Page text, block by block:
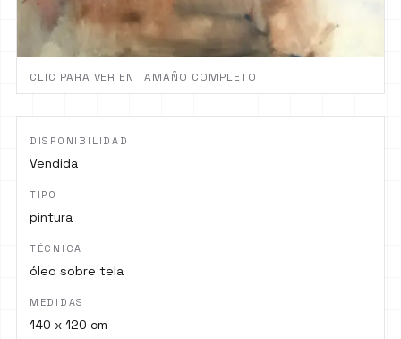
CLIC PARA VER EN TAMAÑO COMPLETO
DISPONIBILIDAD
Vendida
TIPO
pintura
TÉCNICA
óleo sobre tela
MEDIDAS
140 x 120 cm